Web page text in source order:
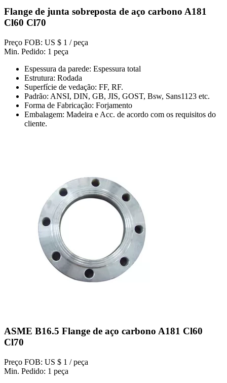
Flange de junta sobreposta de aço carbono A181
Cl60 Cl70
Preço FOB: US $ 1 / peça
Min. Pedido: 1 peça
Espessura da parede: Espessura total
Estrutura: Rodada
Superfície de vedação: FF, RF.
Padrão: ANSI, DIN, GB, JIS, GOST, Bsw, Sans1123 etc.
Forma de Fabricação: Forjamento
Embalagem: Madeira e Acc. de acordo com os requisitos do
cliente.
ASME B16.5 Flange de aço carbono A181 Cl60
Cl70
Preço FOB: US $ 1 / peça
Min. Pedido: 1 peça